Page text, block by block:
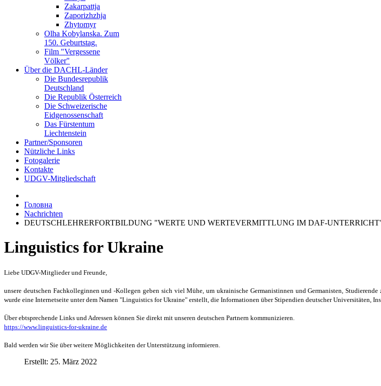
Zakarpattja
Zaporizhzhja
Zhytomyr
Olha Kobylanska. Zum
150. Geburtstag.
Film "Vergessene
Völker"
Über die DACHL-Länder
Die Bundesrepublik
Deutschland
Die Republik Österreich
Die Schweizerische
Eidgenossenschaft
Das Fürstentum
Liechtenstein
Partner/Sponsoren
Nützliche Links
Fotogalerie
Kontakte
UDGV-Mitgliedschaft
Головна
Nachrichten
DEUTSCHLEHRERFORTBILDUNG "WERTE UND WERTEVERMITTLUNG IM DAF-
Linguistics for Ukraine
Liebe UDGV-Mitglieder und Freunde,
unsere deutschen Fachkolleginnen und -Kollegen geben sich viel Mühe, um ukrainische Germanistinnen und Germanisten,
wurde eine Internetseite unter dem Namen "Linguistics for Ukraine" erstellt, die Informationen über Stipendien deutscher Universitäten,
Über ebtsprechende Links und Adressen können Sie direkt mit unseren deutschen Partnern kommunizieren.
https://www.linguistics-for-ukraine.de
Bald werden wir Sie über weitere Möglichkeiten der Unterstützung informieren.
Erstellt: 25. März 2022